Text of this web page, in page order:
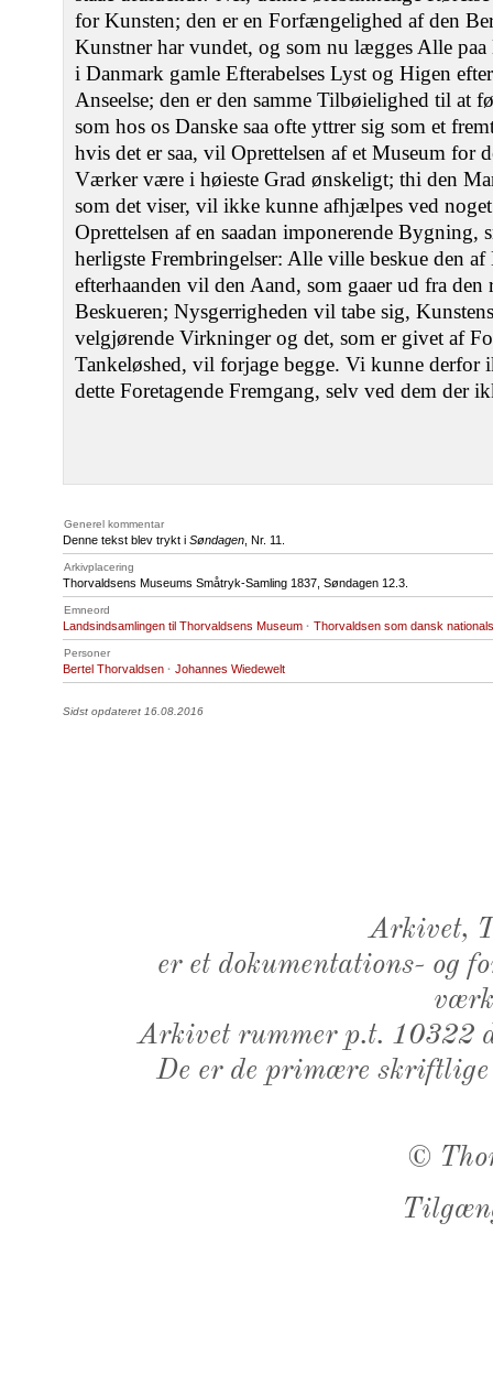
for Kunsten; den er en Forfængelighed af den
Kunstner har vundet, og som nu lægges Alle paa
i Danmark gamle Efterabelses Lyst og Higen
Anseelse; den er den samme Tilbøielighed til at
som hos os Danske saa ofte yttrer sig som et
hvis det er saa, vil Oprettelsen af et Museum for
Værker være i høieste Grad ønskeligt; thi den
som det viser, vil ikke kunne afhjælpes ved
Oprettelsen af en saadan imponerende Bygning,
herligste Frembringelser: Alle ville beskue den
efterhaanden vil den Aand, som gaaer ud fra
Beskueren; Nysgerrigheden vil tabe sig,
velgjørende Virkninger og det, som er givet af
Tankeløshed, vil forjage begge. Vi kunne derfor
dette Foretagende Fremgang, selv ved dem der
Generel kommentar
Denne tekst blev trykt i Søndagen , Nr. 11.
Arkivplacering
Thorvaldsens Museums Småtryk-Samling 1837, Søndagen 12.3.
Emneord
Landsindsamlingen til Thorvaldsens Museum · Thorvaldsen som dansk
Personer
Bertel Thorvaldsen · Johannes Wiedewelt
Sidst opdateret 16.08.2016
Arkivet,
er et dokumentations- og
Arkivet rummer p.t. 10322
De er de primære
©